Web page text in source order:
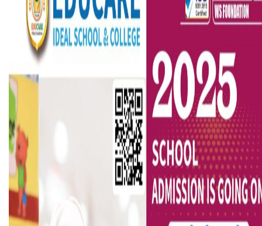
ভারতে ভয়াবহ সড়ক দুর্ঘটনা, নিহত ১৫
হলিউডে নতুন প্রেমের গুঞ্জন